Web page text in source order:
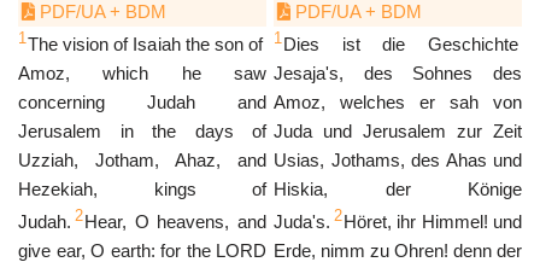
PDF/UA + BDM
1The vision of Isaiah the son of
Amoz, which he saw
concerning Judah and
Jerusalem in the days of
Uzziah, Jotham, Ahaz, and
Hezekiah, kings of
Judah. 2Hear, O heavens, and
give ear, O earth: for the LORD
PDF/UA + BDM
1Dies ist die Geschichte
Jesaja's, des Sohnes des
Amoz, welches er sah von
Juda und Jerusalem zur Zeit
Usias, Jothams, des Ahas und
Hiskia, der Könige
Juda's. 2Höret, ihr Himmel! und
Erde, nimm zu Ohren! denn der